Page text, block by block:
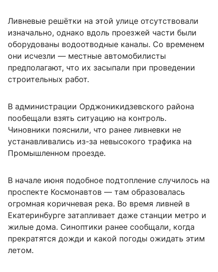
Ливневые решётки на этой улице отсутствовали
изначально, однако вдоль проезжей части были
оборудованы водоотводные каналы. Со временем
они исчезли — местные автомобилисты
предполагают, что их засыпали при проведении
строительных работ.
В администрации Орджоникидзевского района
пообещали взять ситуацию на контроль.
Чиновники пояснили, что ранее ливневки не
устанавливались из-за невысокого трафика на
Промышленном проезде.
В начале июня подобное подтопление случилось на
проспекте Космонавтов — там образовалась
огромная коричневая река. Во время ливней в
Екатеринбурге затапливает даже станции метро и
жилые дома. Синоптики ранее сообщали, когда
прекратятся дожди и какой погоды ожидать этим
летом.